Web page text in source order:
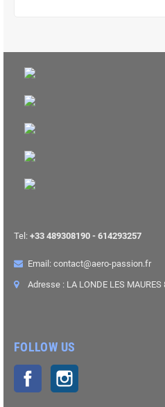
Tel: +33 489308190 - 614293257
Email: contact@aero-passion.fr
Adresse : LA LONDE LES MAURES
FOLLOW US
Facebook